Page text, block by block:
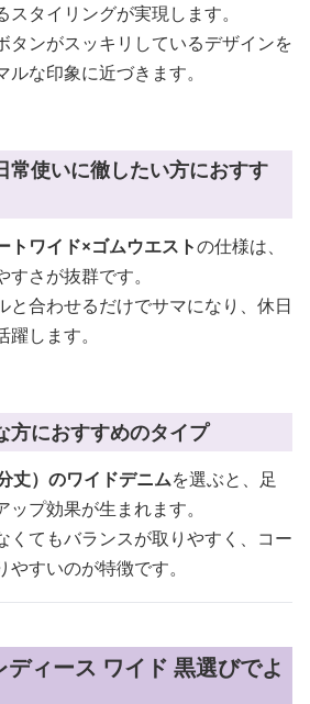
タイリングが実現します。
タンがスッキリしているデザインを
な印象に近づきます。
使いに徹したい方におすす
トワイド×ゴムウエストの仕様は、
さが抜群です。
と合わせるだけでサマになり、休日
します。
におすすめのタイプ
丈）のワイドデニムを選ぶと、足
プ効果が生まれます。
くてもバランスが取りやすく、コー
すいのが特徴です。
ィース ワイド 黒選びでよ